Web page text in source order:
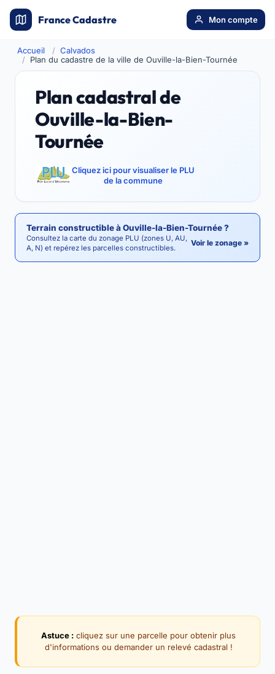
France Cadastre Mon compte
Accueil
Calvados
Plan du cadastre de la ville de Ouville-la-Bien-Tournée
Plan cadastral de
Ouville-la-Bien-
Tournée
Cliquez ici pour visualiser le PLU
de la commune
Terrain constructible à Ouville-la-Bien-Tournée ?
Consultez la carte du zonage PLU (zones U, AU,
A, N) et repérez les parcelles constructibles.
Voir le zonage »
Astuce : cliquez sur une parcelle pour obtenir plus
d'informations ou demander un relevé cadastral !